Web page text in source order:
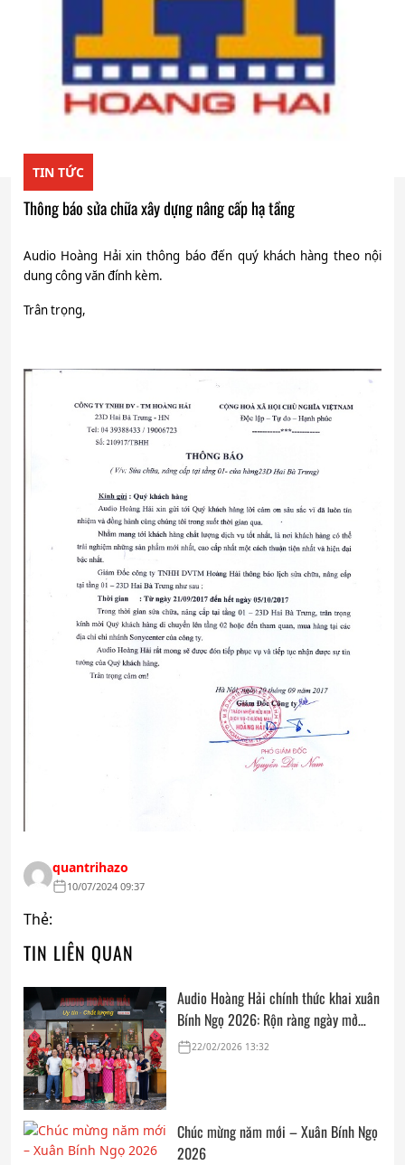
TIN TỨC
Thông báo sửa chữa xây dựng nâng cấp hạ tầng
Audio Hoàng Hải xin thông báo đến quý khách hàng theo nội
dung công văn đính kèm.
Trân trọng,
quantrihazo
10/07/2024 09:37
Thẻ:
TIN LIÊN QUAN
Audio Hoàng Hải chính thức khai xuân
Bính Ngọ 2026: Rộn ràng ngày mở
cửa, trọn vẹn lời chúc đầu năm
22/02/2026 13:32
Chúc mừng năm mới – Xuân Bính Ngọ
2026